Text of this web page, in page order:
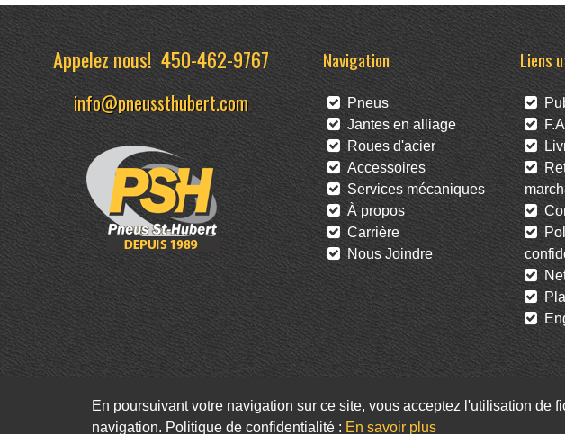
Appelez nous!450-462-9767
info@pneussthubert.com
Navigation
Pneus
Jantes en alliage
Roues d'acier
Accessoires
Services mécaniques
À propos
Carrière
Nous Joindre
Liens
Facebook
En poursuivant votre navigation sur ce site, vous acceptez l'utilisation de
navigation. Politique de confidentialité : En savoir plus